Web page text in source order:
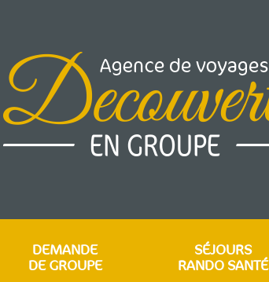
DEMANDE
DE GROUPE
SÉJOURS
RANDO SANTÉ